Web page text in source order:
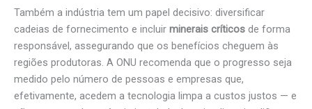
Também a indústria tem um papel decisivo: diversificar
cadeias de fornecimento e incluir minerais críticos de forma
responsável, assegurando que os benefícios cheguem às
regiões produtoras. A ONU recomenda que o progresso seja
medido pelo número de pessoas e empresas que,
efetivamente, acedem a tecnologia limpa a custos justos — e